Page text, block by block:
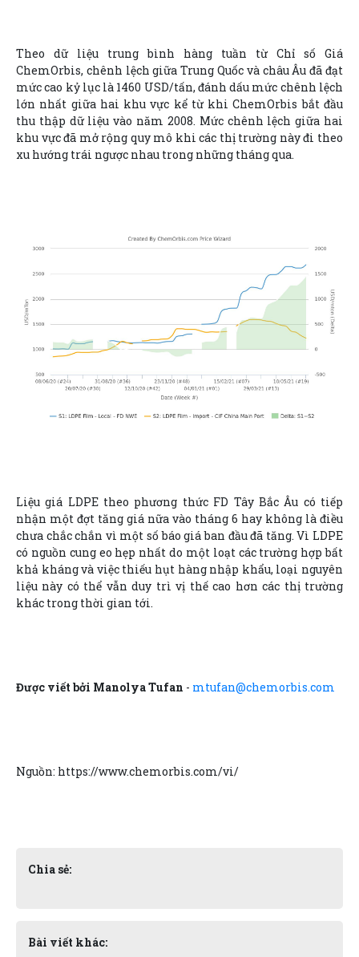
Theo dữ liệu trung bình hàng tuần từ Chỉ số Giá
ChemOrbis, chênh lệch giữa Trung Quốc và châu Âu đã đạt
mức cao kỷ lục là 1460 USD/tấn, đánh dấu mức chênh lệch
lớn nhất giữa hai khu vực kể từ khi ChemOrbis bắt đầu
thu thập dữ liệu vào năm 2008. Mức chênh lệch giữa hai
khu vực đã mở rộng quy mô khi các thị trường này đi theo
xu hướng trái ngược nhau trong những tháng qua.
Liệu giá LDPE theo phương thức FD Tây Bắc Âu có tiếp
nhận một đợt tăng giá nữa vào tháng 6 hay không là điều
chưa chắc chắn vì một số báo giá ban đầu đã tăng. Vì LDPE
có nguồn cung eo hẹp nhất do một loạt các trường hợp bất
khả kháng và việc thiếu hụt hàng nhập khẩu, loại nguyên
liệu này có thể vẫn duy trì vị thế cao hơn các thị trường
khác trong thời gian tới.
Được viết bởi Manolya Tufan - mtufan@chemorbis.com
Nguồn: https://www.chemorbis.com/vi/
Chia sẻ:
Bài viết khác: